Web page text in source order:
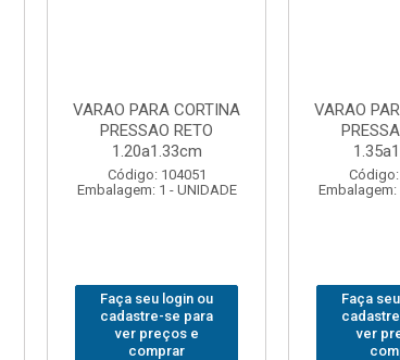
VARAO PARA CORTINA
PRESSAO RETO
1.35a1.48cm
Código: 104060
Embalagem: 1 - UNIDADE
Faça seu login ou
cadastre-se para
ver preços e
comprar
VARAO
Embalagem:
Faça
ver